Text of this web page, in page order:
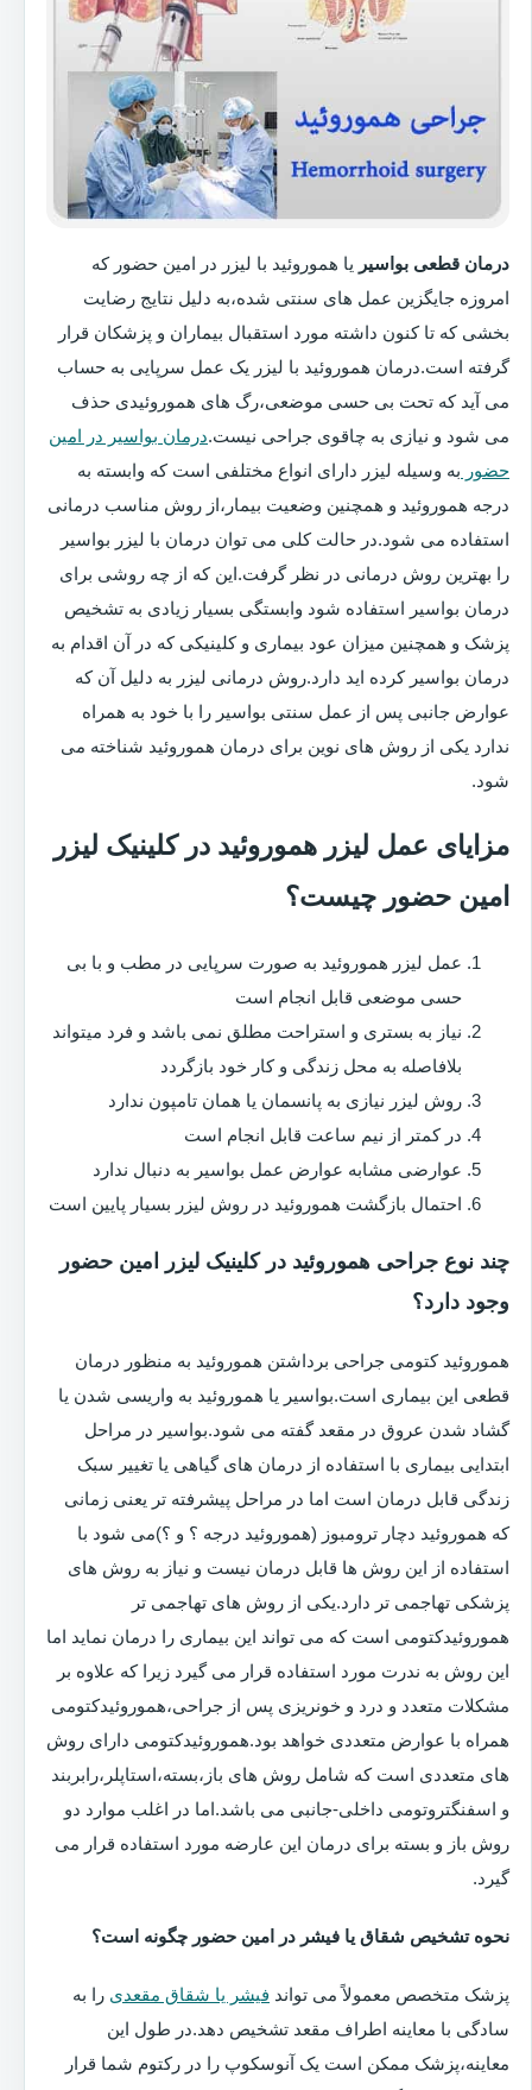
درمان قطعی بواسیر یا هموروئید با لیزر در امین حضور که
امروزه جایگزین عمل های سنتی شده،به دلیل نتایج رضایت
بخشی که تا کنون داشته مورد استقبال بیماران و پزشکان قرار
گرفته است.درمان هموروئید با لیزر یک عمل سرپایی به حساب
می آید که تحت بی حسی موضعی،رگ های هموروئیدی حذف
می شود و نیازی به چاقوی جراحی نیست.درمان بواسیر در امین
حضور به وسیله لیزر دارای انواع مختلفی است که وابسته به
درجه هموروئید و همچنین وضعیت بیمار،از روش مناسب درمانی
استفاده می شود.در حالت کلی می توان درمان با لیزر بواسیر
را بهترین روش درمانی در نظر گرفت.این که از چه روشی برای
درمان بواسیر استفاده شود وابستگی بسیار زیادی به تشخیص
پزشک و همچنین میزان عود بیماری و کلینیکی که در آن اقدام به
درمان بواسیر کرده اید دارد.روش درمانی لیزر به دلیل آن که
عوارض جانبی پس از عمل سنتی بواسیر را با خود به همراه
ندارد یکی از روش های نوین برای درمان هموروئید شناخته می
شود.
مزایای عمل لیزر هموروئید در کلینیک لیزر
امین حضور چیست؟
عمل لیزر هموروئید به صورت سرپایی در مطب و با بی
حسی موضعی قابل انجام است
نیاز به بستری و استراحت مطلق نمی باشد و فرد میتواند
بلافاصله به محل زندگی و کار خود بازگردد
روش لیزر نیازی به پانسمان یا همان تامپون ندارد
در کمتر از نیم ساعت قابل انجام است
عوارضی مشابه عوارض عمل بواسیر به دنبال ندارد
احتمال بازگشت هموروئید در روش لیزر بسیار پایین است
چند نوع جراحی هموروئید در کلینیک لیزر امین حضور
وجود دارد؟
هموروئید کتومی جراحی برداشتن هموروئید به منظور درمان
قطعی این بیماری است.بواسیر یا هموروئید به واریسی شدن یا
گشاد شدن عروق در مقعد گفته می شود.بواسیر در مراحل
ابتدایی بیماری با استفاده از درمان های گیاهی یا تغییر سبک
زندگی قابل درمان است اما در مراحل پیشرفته تر یعنی زمانی
که هموروئید دچار ترومبوز (هموروئید درجه ؟ و ؟)می شود با
استفاده از این روش ها قابل درمان نیست و نیاز به روش های
پزشکی تهاجمی تر دارد.یکی از روش های تهاجمی تر
هموروئیدکتومی است که می تواند این بیماری را درمان نماید اما
این روش به ندرت مورد استفاده قرار می گیرد زیرا که علاوه بر
مشکلات متعدد و درد و خونریزی پس از جراحی،هموروئیدکتومی
همراه با عوارض متعددی خواهد بود.هموروئیدکتومی دارای روش
های متعددی است که شامل روش های باز،بسته،استاپلر،رابربند
و اسفنگتروتومی داخلی-جانبی می باشد.اما در اغلب موارد دو
روش باز و بسته برای درمان این عارضه مورد استفاده قرار می
گیرد.
نحوه تشخیص شقاق یا فیشر در امین حضور چگونه است؟
پزشک متخصص معمولاً می تواند فیشر یا شقاق مقعدی را به
سادگی با معاینه اطراف مقعد تشخیص دهد.در طول این
معاینه،پزشک ممکن است یک آنوسکوپ را در رکتوم شما قرار